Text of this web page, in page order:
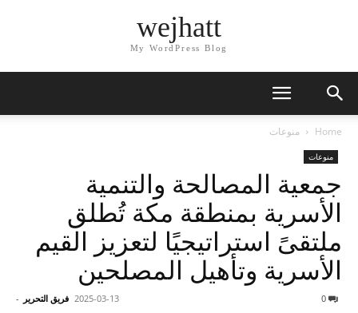
wejhatt
My WordPress Blog
Home منوعات
منوعات
جمعية المصالحة والتنمية
الأسرية بمنطقة مكة تُطلق
ملتقىً استراتيجيًا لتعزيز القيم
الأسرية وتأهيل المصلحين
فريق التحرير - 2025-03-13